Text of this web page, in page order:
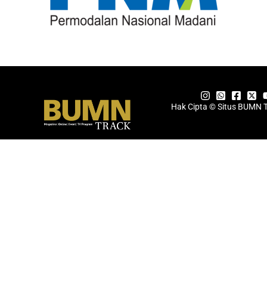
Hak Cipta © Situs BUMN